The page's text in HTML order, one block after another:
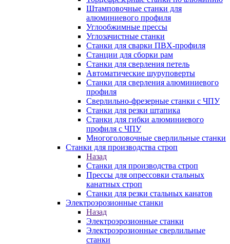
Штамповочные станки для
алюминиевого профиля
Углообжимные прессы
Углозачистные станки
Станки для сварки ПВХ-профиля
Станции для сборки рам
Станки для сверления петель
Автоматические шуруповерты
Станки для сверления алюминиевого
профиля
Сверлильно-фрезерные станки с ЧПУ
Станки для резки штапика
Станки для гибки алюминиевого
профиля с ЧПУ
Многоголовочные сверлильные станки
Станки для производства строп
Назад
Станки для производства строп
Прессы для опрессовки стальных
канатных строп
Станки для резки стальных канатов
Электроэрозионные станки
Назад
Электроэрозионные станки
Электроэрозионные сверлильные
станки